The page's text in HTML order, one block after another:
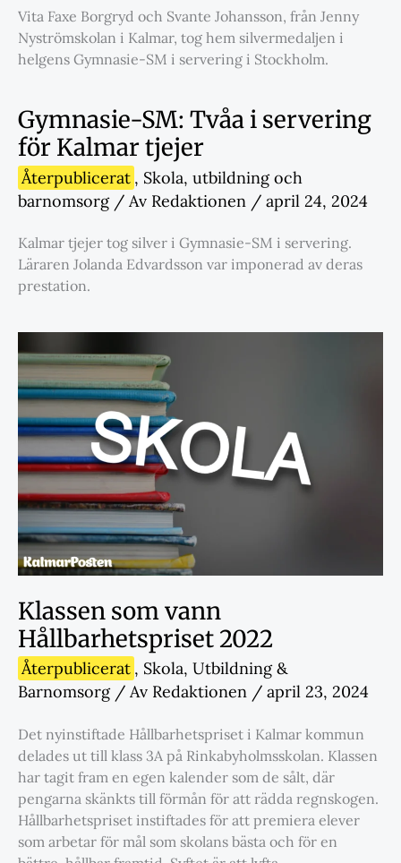
Vita Faxe Borgryd och Svante Johansson, från Jenny
Nyströmskolan i Kalmar, tog hem silvermedaljen i
helgens Gymnasie-SM i servering i Stockholm.
Gymnasie-SM: Tvåa i servering
för Kalmar tjejer
Återpublicerat , Skola, utbildning och
barnomsorg/ Av Redaktionen / april 24, 2024
Kalmar tjejer tog silver i Gymnasie-SM i servering.
Läraren Jolanda Edvardsson var imponerad av deras
prestation.
Klassen som vann
Hållbarhetspriset 2022
Återpublicerat , Skola, Utbildning &
Barnomsorg/ Av Redaktionen / april 23, 2024
Det nyinstiftade Hållbarhetspriset i Kalmar kommun
delades ut till klass 3A på Rinkabyholmsskolan. Klassen
har tagit fram en egen kalender som de sålt, där
pengarna skänkts till förmån för att rädda regnskogen.
Hållbarhetspriset instiftades för att premiera elever
som arbetar för mål som skolans bästa och för en